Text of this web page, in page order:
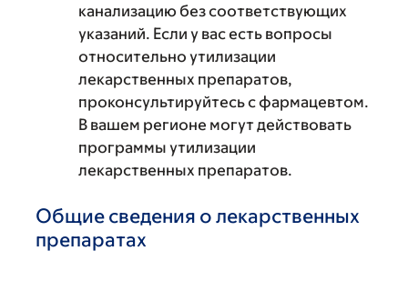
канализацию без соответствующих
указаний. Если у вас есть вопросы
относительно утилизации
лекарственных препаратов,
проконсультируйтесь с фармацевтом.
В вашем регионе могут действовать
программы утилизации
лекарственных препаратов.
Общие сведения о лекарственных
препаратах